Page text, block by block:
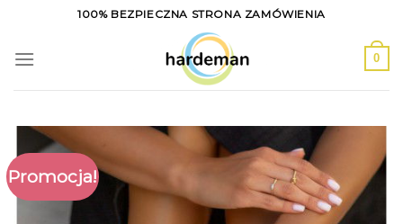
content
100% BEZPIECZNA STRONA ZAMÓWIENIA
0
Promocja!